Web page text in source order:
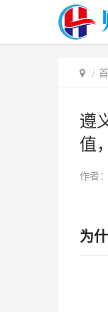
遵
值
作者：
为